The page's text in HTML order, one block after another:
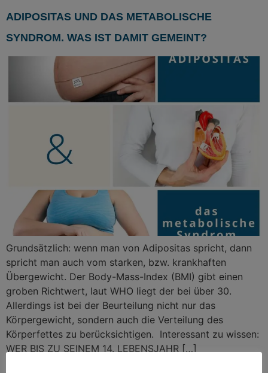
ADIPOSITAS UND DAS METABOLISCHE
SYNDROM. WAS IST DAMIT GEMEINT?
Grundsätzlich: wenn man von Adipositas spricht, dann
spricht man auch vom starken, bzw. krankhaften
Übergewicht. Der Body-Mass-Index (BMI) gibt einen
groben Richtwert, laut WHO liegt der bei über 30.
Allerdings ist bei der Beurteilung nicht nur das
Körpergewicht, sondern auch die Verteilung des
Körperfettes zu berücksichtigen. Interessant zu wissen:
WER BIS ZU SEINEM 14. LEBENSJAHR […]